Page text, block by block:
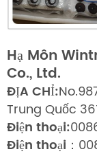
Hạ Môn
Co., Ltd.
ĐỊA CHỈ:
Trung Quốc
Điện thoại:
Điện thoại：